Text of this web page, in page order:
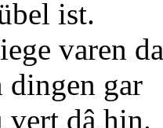
ist.
varen
dingen gar
vert dâ